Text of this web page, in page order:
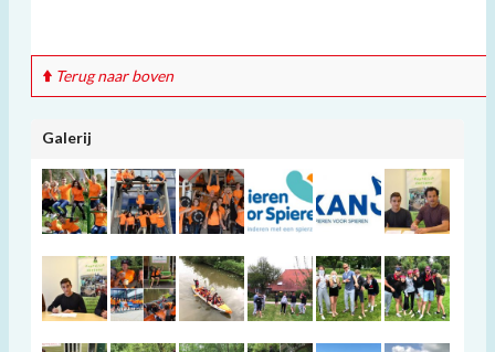
Terug naar boven
Galerij